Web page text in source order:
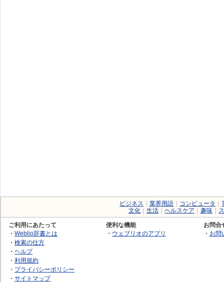
ビジネス 業界用語 コンピュータ
文化
生活 ヘルスケア 趣味
ご利用にあたって
・ Weblio辞書とは
・ 検索の仕方
・ ヘルプ
・ 利用規約
・ プライバシーポリシー
・ サイトマップ
便利な機能
・ ウェブリオのアプリ
お問合
・ お問